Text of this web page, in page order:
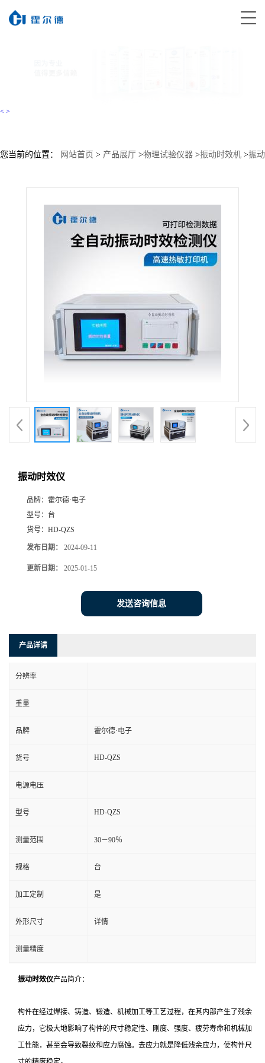
< >
您当前的位置： 网站首页 > 产品展厅 >物理试验仪器 >振动时效机 >振动
振动时效仪
品牌： 霍尔德·电子
型号： 台
货号： HD-QZS
发布日期： 2024-09-11
更新日期： 2025-01-15
发送咨询信息
产品详请
分辨率
重量
品牌 霍尔德·电子
货号 HD-QZS
电源电压
型号 HD-QZS
测量范围 30－90％
规格 台
加工定制 是
外形尺寸 详情
测量精度
振动时效仪产品简介：
构件在经过焊接、铸造、锻造、机械加工等工艺过程，在其内部产生了残余
应力，它极大地影响了构件的尺寸稳定性、刚度、强度、疲劳寿命和机械加
工性能，甚至会导致裂纹和应力腐蚀。去应力就是降低残余应力，使构件尺